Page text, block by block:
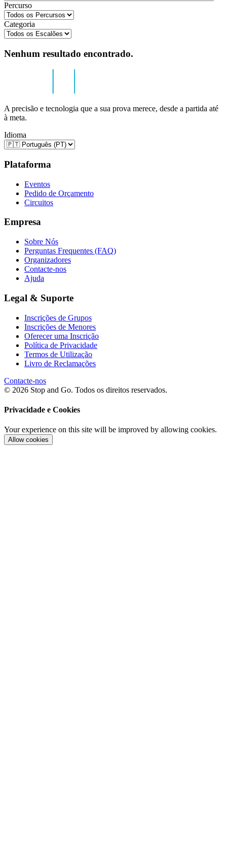
Percurso
Categoria
Nenhum resultado encontrado.
A precisão e tecnologia que a sua prova merece, desde a partida até
à meta.
Idioma
Plataforma
Eventos
Pedido de Orçamento
Circuitos
Empresa
Sobre Nós
Perguntas Frequentes (FAQ)
Organizadores
Contacte-nos
Ajuda
Legal & Suporte
Inscrições de Grupos
Inscrições de Menores
Oferecer uma Inscrição
Política de Privacidade
Termos de Utilização
Livro de Reclamações
Contacte-nos
© 2026 Stop and Go. Todos os direitos reservados.
Privacidade e Cookies
Your experience on this site will be improved by allowing cookies.
Allow cookies